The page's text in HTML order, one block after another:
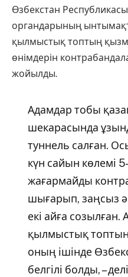
Өзбекстан
органдарының
қылмыстық топтың
өнімдерін
жойылды.
Адамдар тобы
шекарасында
туннель салған.
күн сайын көлемі
жағармайды
шығарып, заңсыз
екі айға
қылмыстық
оның ішінде
белгілі болды, –